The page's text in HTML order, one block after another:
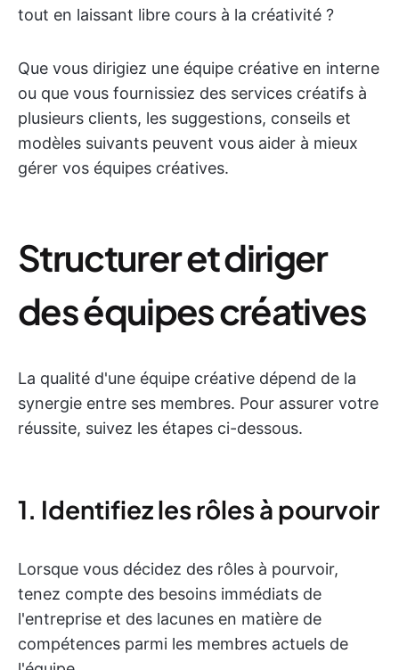
tout en laissant libre cours à la créativité ?
Que vous dirigiez une équipe créative en interne
ou que vous fournissiez des services créatifs à
plusieurs clients, les suggestions, conseils et
modèles suivants peuvent vous aider à mieux
gérer vos équipes créatives.
Structurer et diriger
des équipes créatives
La qualité d'une équipe créative dépend de la
synergie entre ses membres. Pour assurer votre
réussite, suivez les étapes ci-dessous.
1. Identifiez les rôles à pourvoir
Lorsque vous décidez des rôles à pourvoir,
tenez compte des besoins immédiats de
l'entreprise et des lacunes en matière de
compétences parmi les membres actuels de